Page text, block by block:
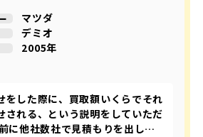
マツダ
デミオ
2005年
をした際に、買取額いくらでそれ
される、という説明をしていただ
に他社数社で見積もりを出して